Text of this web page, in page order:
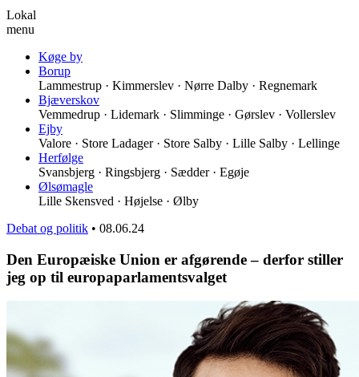
Lokal
menu
Køge by
Borup
Lammestrup · Kimmerslev · Nørre Dalby · Regnemark
Bjæverskov
Vemmedrup · Lidemark · Slimminge · Gørslev · Vollerslev
Ejby
Valore · Store Ladager · Store Salby · Lille Salby · Lellinge
Herfølge
Svansbjerg · Ringsbjerg · Sædder · Egøje
Ølsømagle
Lille Skensved · Højelse · Ølby
Debat og politik • 08.06.24
Den Europæiske Union er afgørende – derfor stiller
jeg op til europaparlamentsvalget